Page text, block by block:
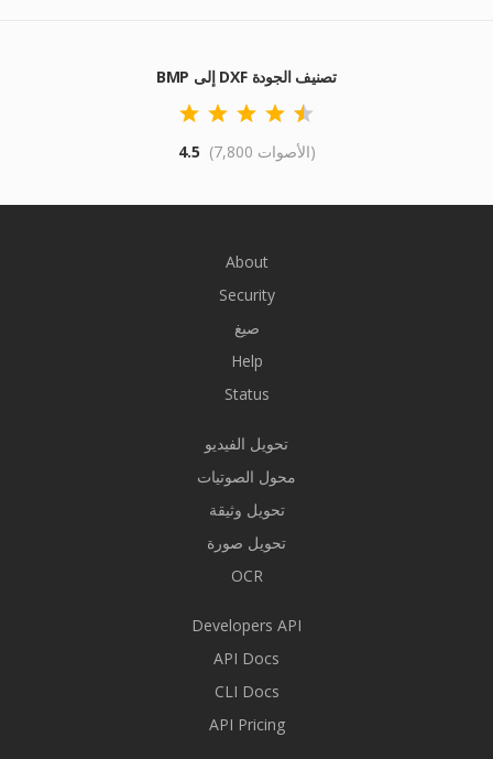
BMP إلى DXF تصنيف الجودة
4.5 (7,800 الأصوات)
About
Security
صيغ
Help
Status
تحويل الفيديو
محول الصوتيات
تحويل وثيقة
تحويل صورة
OCR
Developers API
API Docs
CLI Docs
API Pricing